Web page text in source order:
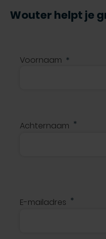
Wouter helpt je
Voornaam
Achternaam
E-mailadres